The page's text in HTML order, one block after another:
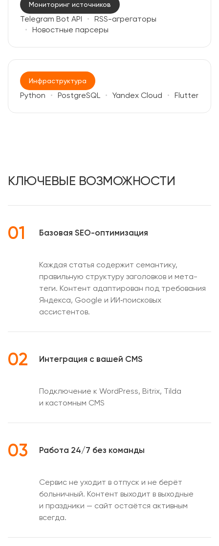
Мониторинг источников
Telegram Bot API
RSS-агрегаторы
Новостные парсеры
Инфраструктура
Python PostgreSQL Yandex Cloud Flutter
КЛЮЧЕВЫЕ ВОЗМОЖНОСТИ
01 Базовая SEO-оптимизация
Каждая статья содержит семантику,
правильную структуру заголовков и мета-
теги. Контент адаптирован под требования
Яндекса, Google и ИИ‑поисковых
ассистентов.
02 Интеграция с вашей CMS
Подключение к WordPress, Bitrix, Tilda
и кастомным CMS
03 Работа 24/7 без команды
Сервис не уходит в отпуск и не берёт
больничный. Контент выходит в выходные
и праздники — сайт остаётся активным
всегда.